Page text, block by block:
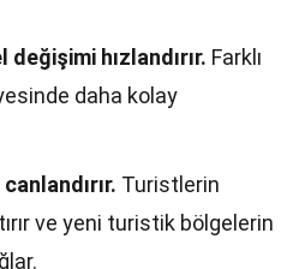
hızlandırır. Farklı
daha kolay
Turistlerin
ve yeni turistik bölgelerin